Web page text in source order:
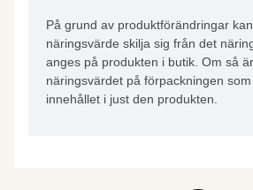
På grund av produktförändringar
näringsvärde skilja sig från det
anges på produkten i butik. Om så
näringsvärdet på förpackningen
innehållet i just den produkten.